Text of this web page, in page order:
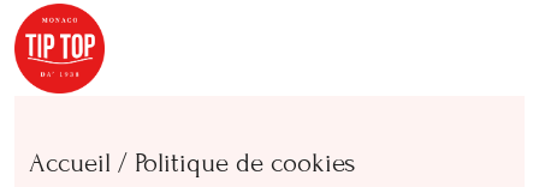
Accueil / Politique de cookies